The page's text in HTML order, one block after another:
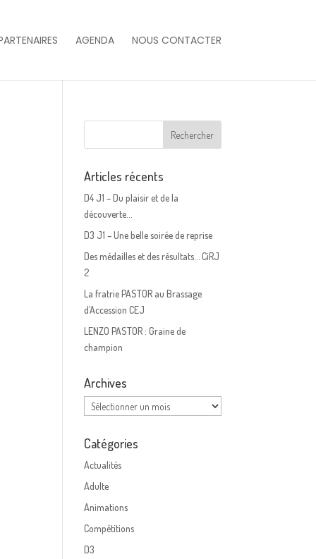
AGENDA NOUS CONTACTER
Articles récents
D4 J1 – Du plaisir et de la
découverte…
D3 J1 – Une belle soirée de reprise
Des médailles et des résultats… CiRJ
2
La fratrie PASTOR au Brassage
d’Accession CEJ
LENZO PASTOR : Graine de
champion
Archives
Archives
Catégories
Actualités
Adulte
Animations
Compétitions
D3